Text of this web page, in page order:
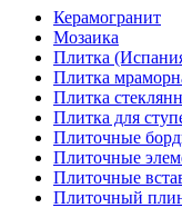
Керамогранит
Мозаика
Плитка
Плитка
Плитка
Плитка для
Плиточные
Плиточные
Плиточные
Плиточный